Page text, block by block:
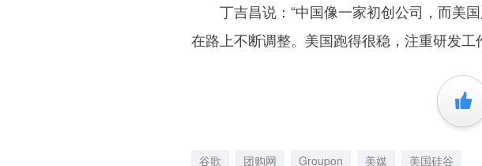
丁吉昌说：“中国像一家初创公司，而美
在路上不断调整。美国跑得很稳，注重研发工
+1
谷歌 团购网 Groupon 美媒 美国硅谷